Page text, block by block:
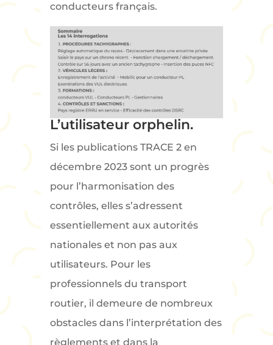
conducteurs français.
L’utilisateur orphelin.
Si les publications TRACE 2 en
décembre 2023 sont un progrès
pour l’harmonisation des
contrôles, elles s’adressent
essentiellement aux autorités
nationales et non pas aux
utilisateurs. Pour les
professionnels du transport
routier, il demeure de nombreux
obstacles dans l’interprétation des
règlements et dans la